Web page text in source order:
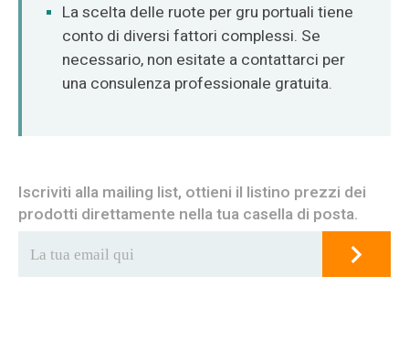
La scelta delle ruote per gru portuali tiene
conto di diversi fattori complessi. Se
necessario, non esitate a contattarci per
una consulenza professionale gratuita.
Iscriviti alla mailing list, ottieni il listino prezzi dei
prodotti direttamente nella tua casella di posta.